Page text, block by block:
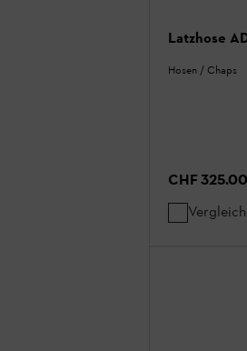
Latzhose
Hosen / Chaps
CHF 325.00